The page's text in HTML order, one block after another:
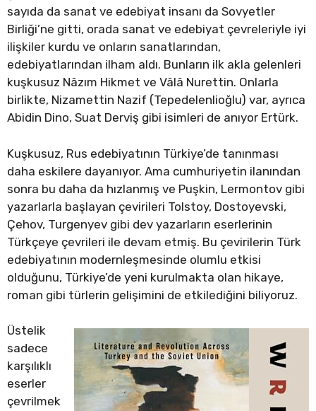
sayıda da sanat ve edebiyat insanı da Sovyetler
Birliği’ne gitti, orada sanat ve edebiyat çevreleriyle iyi
ilişkiler kurdu ve onların sanatlarından,
edebiyatlarından ilham aldı. Bunların ilk akla gelenleri
kuşkusuz Nâzım Hikmet ve Vâlâ Nurettin. Onlarla
birlikte, Nizamettin Nazif (Tepedelenlioğlu) var, ayrıca
Abidin Dino, Suat Derviş gibi isimleri de anıyor Ertürk.
Kuşkusuz, Rus edebiyatının Türkiye’de tanınması
daha eskilere dayanıyor. Ama cumhuriyetin ilanından
sonra bu daha da hızlanmış ve Puşkin, Lermontov gibi
yazarlarla başlayan çevirileri Tolstoy, Dostoyevski,
Çehov, Turgenyev gibi dev yazarların eserlerinin
Türkçeye çevrileri ile devam etmiş. Bu çevirilerin Türk
edebiyatının modernleşmesinde olumlu etkisi
olduğunu, Türkiye’de yeni kurulmakta olan hikaye,
roman gibi türlerin gelişimini de etkilediğini biliyoruz.
Üstelik
sadece
karşılıklı
eserler
çevrilmek